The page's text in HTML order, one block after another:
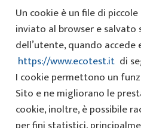
Un cookie è un file di
inviato al browser e salvato
dell’utente, quando
https://www.ecotest.itdi
I cookie permettono un
Sito e ne migliorano le
cookie, inoltre, è possibile